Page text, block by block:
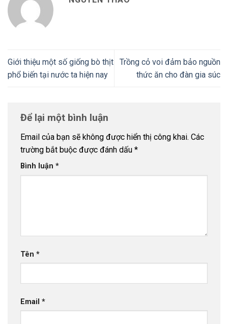
Giới thiệu một số giống bò thịt
phổ biến tại nước ta hiện nay
Trồng cỏ voi đảm bảo nguồn
thức ăn cho đàn gia súc
Để lại một bình luận
Email của bạn sẽ không được hiển thị công khai. Các
trường bắt buộc được đánh dấu *
Bình luận *
Tên *
Email *